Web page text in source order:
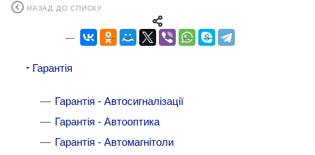
НАЗАД ДО СПИСКУ
Гарантія
Гарантія - Автосигналізації
Гарантія - Автооптика
Гарантія - Автомагнітоли